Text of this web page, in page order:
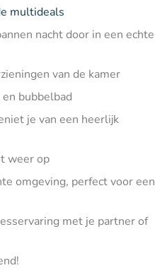
multideals
nacht door in een echte
van de kamer
bubbelbad
je van een heerlijk
weer op
omgeving, perfect voor een
met je partner of